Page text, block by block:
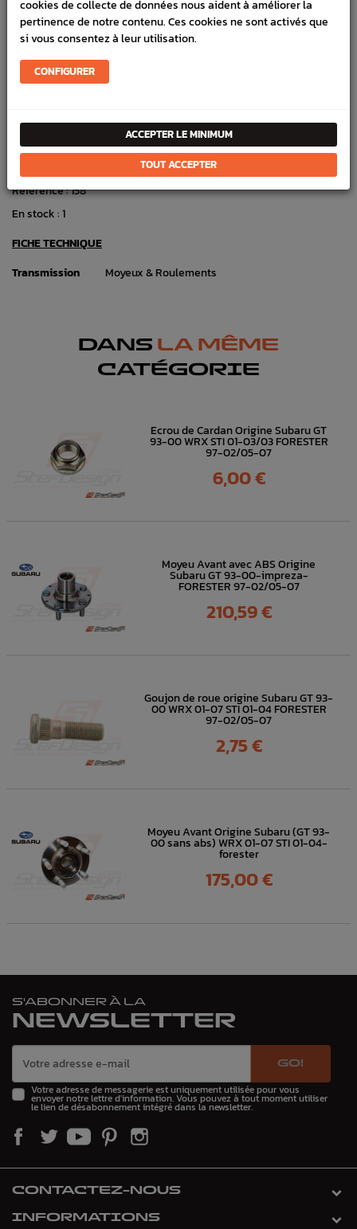
DÉTAILS DU PRODUIT
LIVRAISON
SCHÉMA CONSTRUCTEUR
Référence :158
En stock :1
FICHE TECHNIQUE
Transmission
Moyeux & Roulements
DANS LA MÊME
CATÉGORIE
Ecrou de Cardan Origine Subaru GT
93-00 WRX STI 01-03/03 FORESTER
97-02/05-07
Prix
6,00 €
Moyeu Avant avec ABS Origine
Subaru GT 93-00-impreza-
FORESTER 97-02/05-07
Prix
210,59 €
Goujon de roue origine Subaru GT 93-
00 WRX 01-07 STI 01-04 FORESTER
97-02/05-07
Prix
2,75 €
Moyeu Avant Origine Subaru (GT 93-
00 sans abs) WRX 01-07 STI 01-04-
forester
Prix
175,00 €
S'ABONNER À LA
NEWSLETTER
GO!
Votre adresse de messagerie est uniquement utilisée pour vous
envoyer notre lettre d'information. Vous pouvez à tout moment utiliser
le lien de désabonnement intégré dans la newsletter.
CONTACTEZ-NOUS
INFORMATIONS
cookies de collecte de données nous aident à améliorer la
pertinence de notre contenu. Ces cookies ne sont activés que
si vous consentez à leur utilisation.
CONFIGURER
ACCEPTER LE MINIMUM
TOUT ACCEPTER